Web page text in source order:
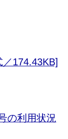
174.43KB]
の利用状況